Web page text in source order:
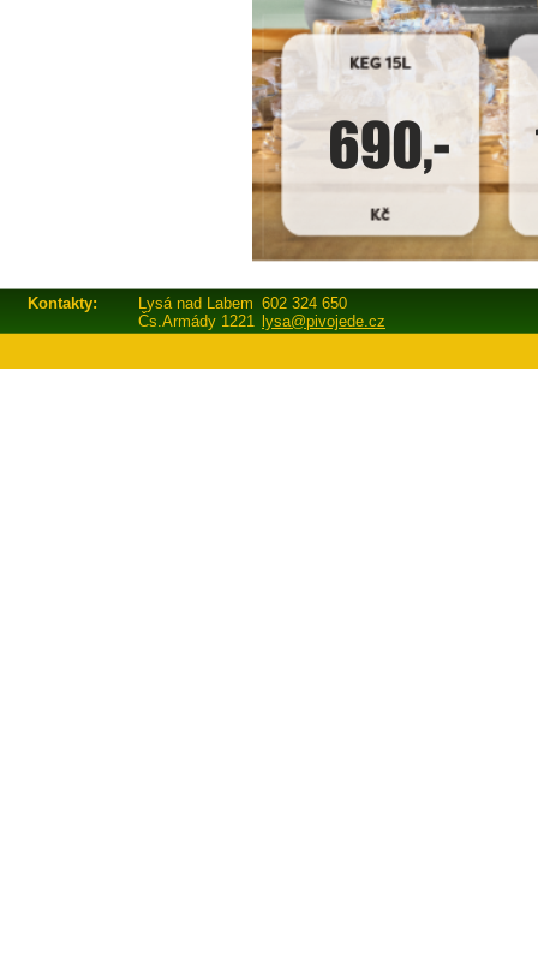
Kontakty: Lysá nad Labem 602 324 650
Čs.Armády 1221 lysa@pivojede.cz